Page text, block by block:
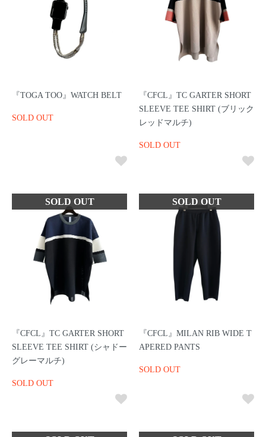
『TOGA TOO』WATCH BELT
SOLD OUT
『CFCL』TC GARTER SHORT
SLEEVE TEE SHIRT (ブリック
レッドマルチ)
SOLD OUT
『CFCL』TC GARTER SHORT
SLEEVE TEE SHIRT (シャドー
グレーマルチ)
SOLD OUT
『CFCL』MILAN RIB WIDE T
APERED PANTS
SOLD OUT